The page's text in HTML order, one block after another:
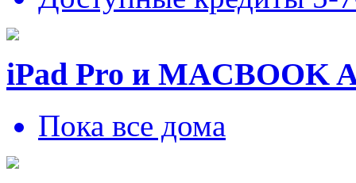
iPad Pro и MACBOOK
Пока все дома